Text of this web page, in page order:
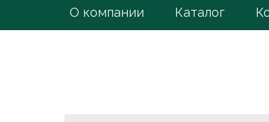
О компании Каталог